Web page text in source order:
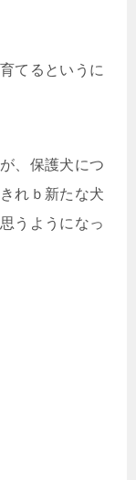
てるというに
、保護犬につ
れｂ新たな犬
うようになっ